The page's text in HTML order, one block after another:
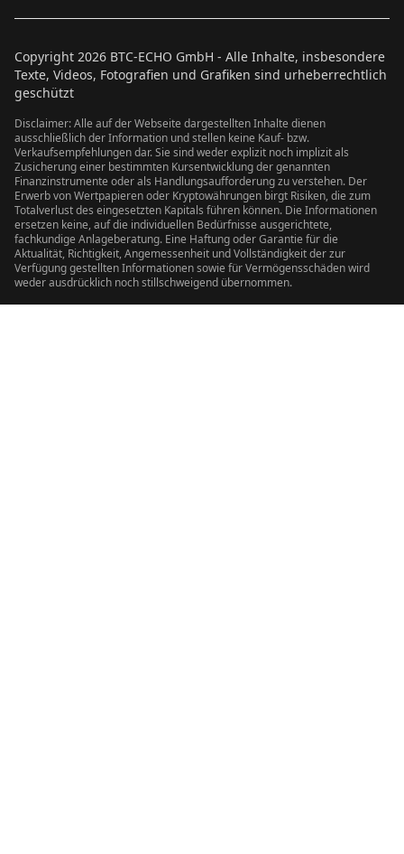
Copyright 2026 BTC-ECHO GmbH - Alle Inhalte, insbesondere
Texte, Videos, Fotografien und Grafiken sind urheberrechtlich
geschützt
Disclaimer: Alle auf der Webseite dargestellten Inhalte dienen
ausschließlich der Information und stellen keine Kauf- bzw.
Verkaufsempfehlungen dar. Sie sind weder explizit noch implizit als
Zusicherung einer bestimmten Kursentwicklung der genannten
Finanzinstrumente oder als Handlungsaufforderung zu verstehen. Der
Erwerb von Wertpapieren oder Kryptowährungen birgt Risiken, die zum
Totalverlust des eingesetzten Kapitals führen können. Die Informationen
ersetzen keine, auf die individuellen Bedürfnisse ausgerichtete,
fachkundige Anlageberatung. Eine Haftung oder Garantie für die
Aktualität, Richtigkeit, Angemessenheit und Vollständigkeit der zur
Verfügung gestellten Informationen sowie für Vermögensschäden wird
weder ausdrücklich noch stillschweigend übernommen.